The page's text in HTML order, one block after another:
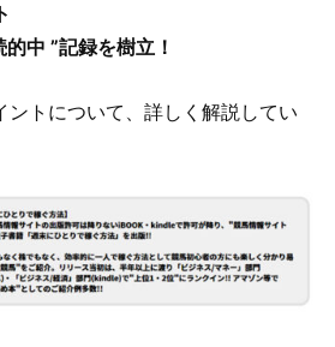
中 ”記録を樹立！
ントについて、詳しく解説してい